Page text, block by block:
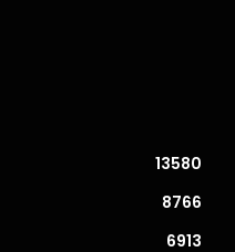
13580
8766
6913